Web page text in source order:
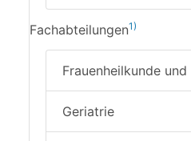
Fachabteilungen1)
Frauenheilkunde
Geriatrie